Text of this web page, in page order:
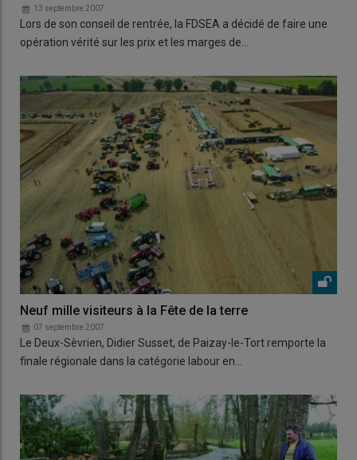
13 septembre 2007
Lors de son conseil de rentrée, la FDSEA a décidé de faire une
opération vérité sur les prix et les marges de…
Neuf mille visiteurs à la Fête de la terre
07 septembre 2007
Le Deux-Sèvrien, Didier Susset, de Paizay-le-Tort remporte la
finale régionale dans la catégorie labour en…